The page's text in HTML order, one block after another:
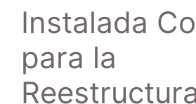
Instalada
para la